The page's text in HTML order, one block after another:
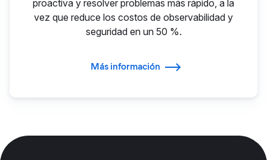
proactiva y resolver problemas más rápido, a la
vez que reduce los costos de observabilidad y
seguridad en un 50 %.
Más información